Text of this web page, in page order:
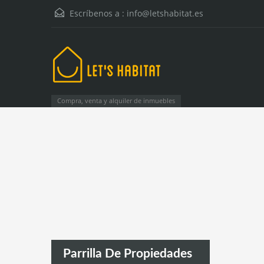
Escríbenos a : info@letshabitat.es
Compra, venta y alquiler de inmuebles
Parrilla De Propiedades